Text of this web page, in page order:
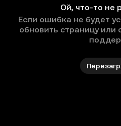
Ой, что-то не
Если ошибка не будет
обновить страницу или